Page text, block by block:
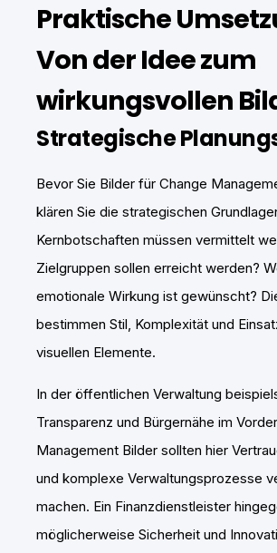
Praktische
Von der Idee zum
wirkungsvollen
Strategische
Bevor Sie Bilder für Change
klären Sie die strategischen
Kernbotschaften müssen vermittelt
Zielgruppen sollen erreicht werden?
emotionale Wirkung ist gewünscht?
bestimmen Stil, Komplexität und
visuellen Elemente.
In der öffentlichen Verwaltung
Transparenz und Bürgernähe im
Management Bilder sollten hier
und komplexe Verwaltungsprozesse
machen. Ein Finanzdienstleister
möglicherweise Sicherheit und